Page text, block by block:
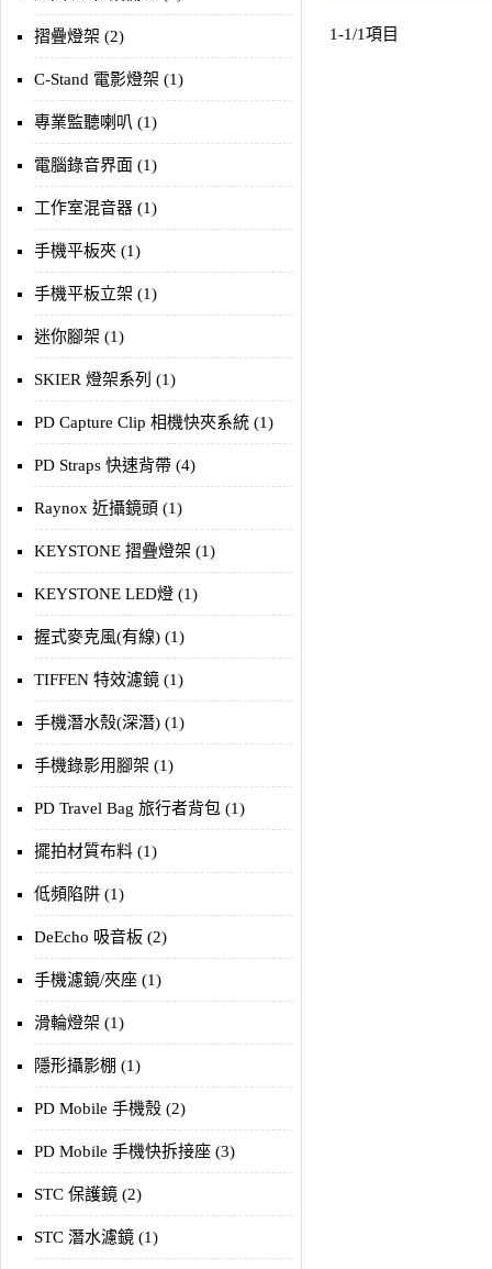
摺疊燈架 (2)
C-Stand 電影燈架 (1)
專業監聽喇叭 (1)
電腦錄音界面 (1)
工作室混音器 (1)
手機平板夾 (1)
手機平板立架 (1)
迷你腳架 (1)
SKIER 燈架系列 (1)
PD Capture Clip 相機快夾系統 (1)
PD Straps 快速背帶 (4)
Raynox 近攝鏡頭 (1)
KEYSTONE 摺疊燈架 (1)
KEYSTONE LED燈 (1)
握式麥克風(有線) (1)
TIFFEN 特效濾鏡 (1)
手機潛水殼(深潛) (1)
手機錄影用腳架 (1)
PD Travel Bag 旅行者背包 (1)
擺拍材質布料 (1)
低頻陷阱 (1)
DeEcho 吸音板 (2)
手機濾鏡/夾座 (1)
滑輪燈架 (1)
隱形攝影棚 (1)
PD Mobile 手機殼 (2)
PD Mobile 手機快拆接座 (3)
STC 保護鏡 (2)
STC 潛水濾鏡 (1)
1-1/1項目